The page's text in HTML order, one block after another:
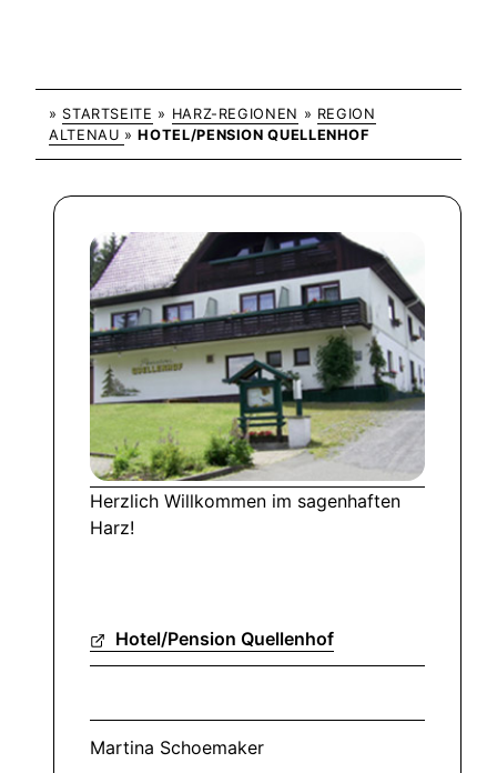
» STARTSEITE » HARZ-REGIONEN » REGION
ALTENAU »HOTEL/PENSION QUELLENHOF
Herzlich Willkommen im sagenhaften
Harz!
Hotel/Pension Quellenhof
Martina Schoemaker